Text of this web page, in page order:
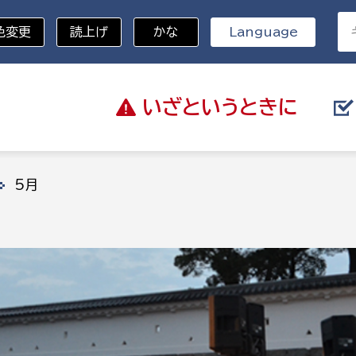
いざと いうときに
・ハザードマップ 避難場所
分野を選択
教育・子育て
メント課
進課
総務課
職員課
財産管理課
契約検査課
変更 読上げ かな Language
5月